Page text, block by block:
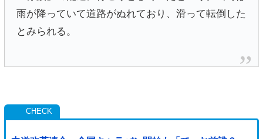
雨が降っていて道路がぬれており、滑って転倒した
とみられる。